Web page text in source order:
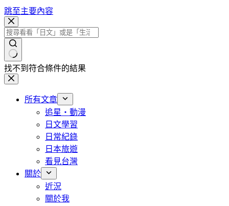
跳至主要內容
找不到符合條件的結果
所有文章
追星・動漫
日文學習
日常紀錄
日本旅遊
看見台灣
關於
近況
關於我